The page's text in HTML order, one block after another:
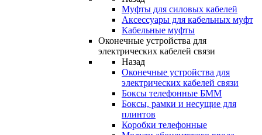
Муфты для силовых кабелей
Аксессуары для кабельных муфт
Кабельные муфты
Оконечные устройства для
электрических кабелей связи
Назад
Оконечные устройства для
электрических кабелей связи
Боксы телефонные БММ
Боксы, рамки и несущие для
плинтов
Коробки телефонные